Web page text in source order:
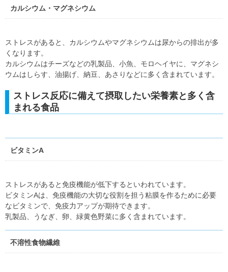
カルシウム・マグネシウム
ストレスがあると、カルシウムやマグネシウムは尿からの排出が多
くなります。
カルシウムはチーズなどの乳製品、小魚、モロヘイヤに、マグネシ
ウムはしらす、油揚げ、納豆、あさりなどに多く含まれています。
ストレス反応に備えて摂取したい栄養素と多く含
まれる食品
ビタミンA
ストレスがあると免疫機能が低下するといわれています。
ビタミンAは、免疫機能の大切な役割を担う粘膜を作るために必要
なビタミンで、免疫力アップが期待できます。
乳製品、うなぎ、卵、緑黄色野菜に多く含まれています。
不溶性食物繊維